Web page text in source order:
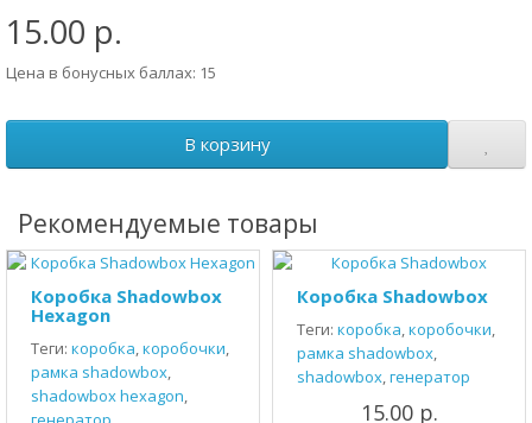
15.00 р.
Цена в бонусных баллах: 15
В корзину
Рекомендуемые товары
Коробка Shadowbox
Hexagon
Теги: коробка,коробочки,
рамка shadowbox,
shadowbox hexagon,
Коробка Shadowbox
Теги: коробка,коробочки,
рамка shadowbox,
shadowbox,генератор
15.00 р.